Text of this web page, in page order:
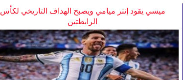
ميسي يقود إنتر ميامي ويصبح الهداف التاريخي لكأس
الرابطتين